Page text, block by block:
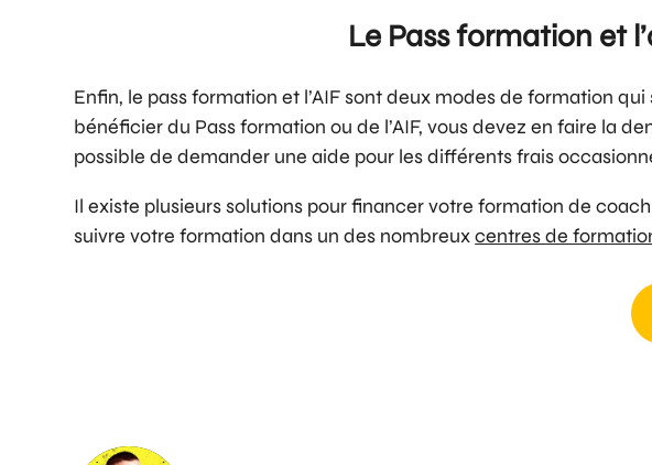
Le Pass formation et
Enfin, le pass formation et l’AIF sont deux modes de formation
bénéficier du Pass formation ou de l’AIF, vous devez en faire la
possible de demander une aide pour les différents frais
Il existe plusieurs solutions pour financer votre formation de
suivre votre formation dans un des nombreuxcentres de